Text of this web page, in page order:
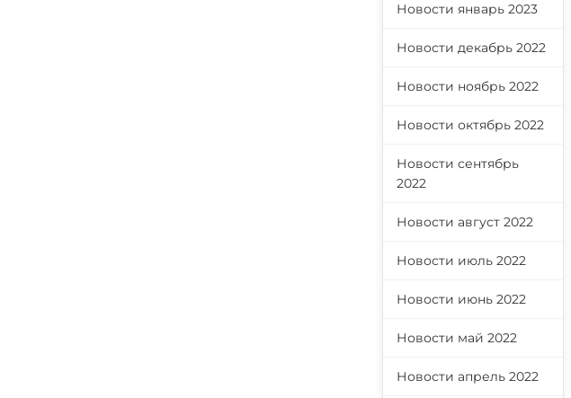
Новости январь 2023
Новости декабрь 2022
Новости ноябрь 2022
Новости октябрь 2022
Новости сентябрь
2022
Новости август 2022
Новости июль 2022
Новости июнь 2022
Новости май 2022
Новости апрель 2022